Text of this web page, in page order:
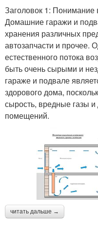
Заголовок 1: Понимание
Домашние гаражи и
хранения различных
автозапчасти и прочее.
естественного потока
быть очень сырыми и
гараже и подвале
здорового дома,
сырость, вредные газы и
помещений.
читать дальше →